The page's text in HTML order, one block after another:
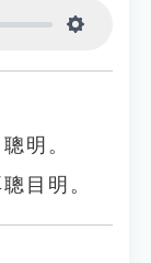
明。
目明。